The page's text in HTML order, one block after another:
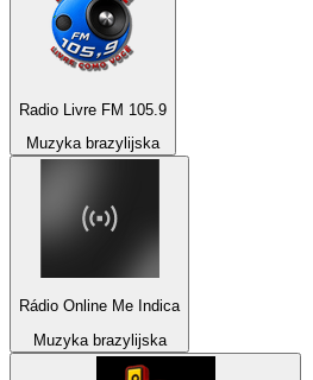
Radio Livre FM 105.9
Muzyka brazylijska
Rádio Online Me Indica
Muzyka brazylijska